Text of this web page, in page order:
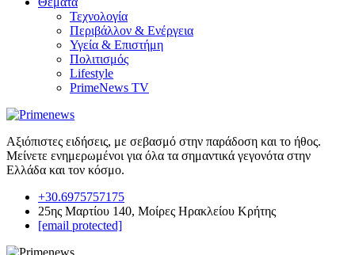
Τεχνολογία
Περιβάλλον & Ενέργεια
Υγεία & Επιστήμη
Πολιτισμός
Lifestyle
PrimeNews TV
Αξιόπιστες ειδήσεις, με σεβασμό στην παράδοση και το ήθος.
Μείνετε ενημερωμένοι για όλα τα σημαντικά γεγονότα στην
Ελλάδα και τον κόσμο.
+30.6975757175
25ης Μαρτίου 140, Μοίρες Ηρακλείου Κρήτης
[email protected]